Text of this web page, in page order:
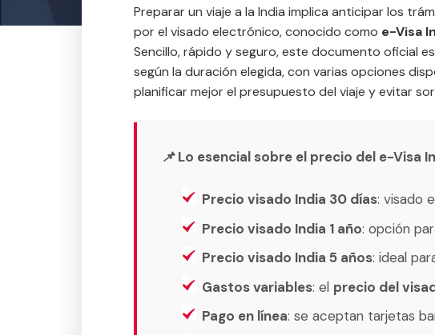
Preparar un viaje a la India implica anticipar los
por el visado electrónico, conocido como e-Visa
Sencillo, rápido y seguro, este documento oficial
según la duración elegida, con varias opciones
planificar mejor el presupuesto del viaje y evitar
📌 Lo esencial sobre el precio del e-Visa
Precio visado India 30 días: visado
Precio visado India 1 año: opción
Precio visado India 5 años: ideal
Gastos variables: el precio del
Pago en línea: se aceptan tarjetas